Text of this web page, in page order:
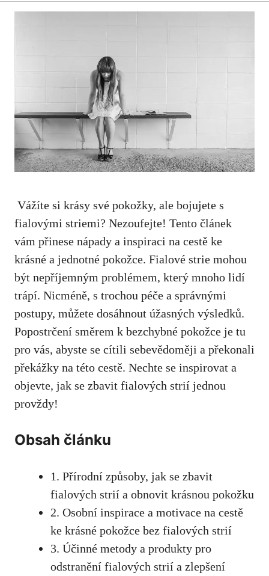
‍ Vážíte​ si krásy své ⁤pokožky, ale ‍bojujete s
fialovými striemi? Nezoufejte! Tento článek
vám přinese​ nápady a inspiraci na cestě ke
krásné a jednotné pokožce. Fialové strie mohou
být nepříjemným problémem, který mnoho lidí
trápí. Nicméně, s trochou péče a správnými
⁢postupy, ⁤můžete dosáhnout úžasných výsledků.⁤
Popostrčení směrem k bezchybné pokožce je tu
pro vás, abyste se‌ cítili sebevědoměji a překonali
překážky na této cestě. Nechte se inspirovat a
objevte, jak se zbavit fialových strií jednou
provždy!
Obsah⁢ článku
1. Přírodní způsoby, jak se zbavit
fialových strií a obnovit krásnou pokožku
2. Osobní inspirace a motivace na cestě
ke krásné pokožce bez fialových strií
3. Účinné metody a produkty pro
odstranění fialových strií a zlepšení